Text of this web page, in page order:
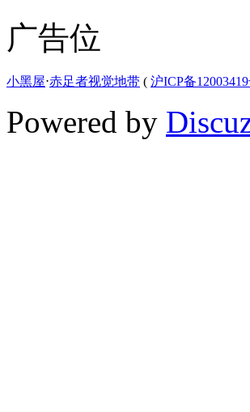
广告位
小黑屋⋅赤足者视觉地带 ( 沪ICP备
Powered by